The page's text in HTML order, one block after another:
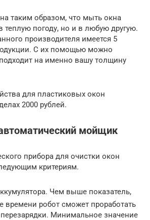
таким образом, что мыть окна
теплую погоду, но и в любую другую.
производителя имеется 5
С их помощью можно
на именно вашу толщину
для пластиковых окон
2000 рублей.
мойщик
прибора для очистки окон
критериям.
Чем выше показатель,
времени робот сможет проработать
перезарядки. Минимальное значение